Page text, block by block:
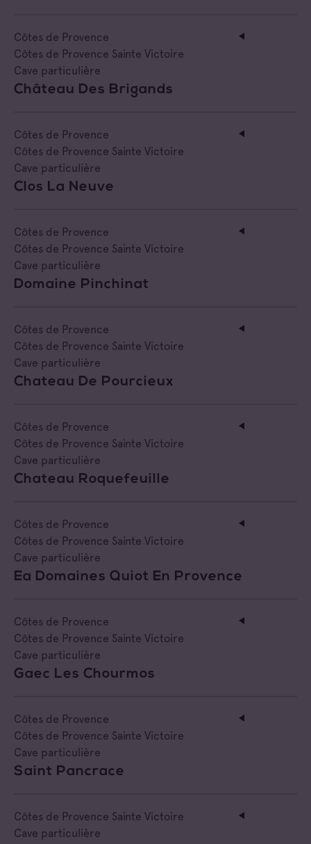
Côtes de Provence
Côtes de Provence Sainte Victoire
Cave particulière
Château Des Brigands
Côtes de Provence
Côtes de Provence Sainte Victoire
Cave particulière
Clos La Neuve
Côtes de Provence
Côtes de Provence Sainte Victoire
Cave particulière
Domaine Pinchinat
Côtes de Provence
Côtes de Provence Sainte Victoire
Cave particulière
Chateau De Pourcieux
Côtes de Provence
Côtes de Provence Sainte Victoire
Cave particulière
Chateau Roquefeuille
Côtes de Provence
Côtes de Provence Sainte Victoire
Cave particulière
Ea Domaines Quiot En Provence
Côtes de Provence
Côtes de Provence Sainte Victoire
Cave particulière
Gaec Les Chourmos
Côtes de Provence
Côtes de Provence Sainte Victoire
Cave particulière
Saint Pancrace
Côtes de Provence Sainte Victoire
Cave particulière